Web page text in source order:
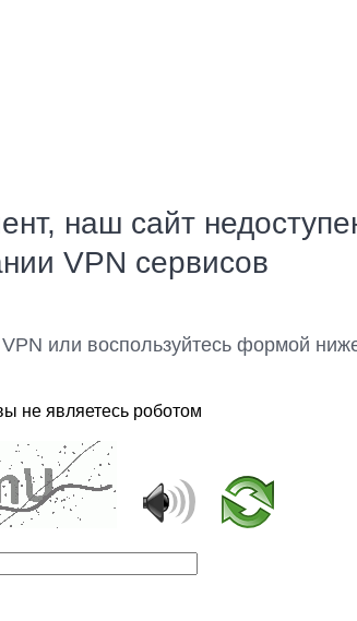
наш сайт
VPN сервисов
или воспользуйтесь формой
не являетесь роботом